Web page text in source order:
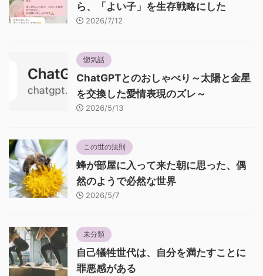
ら、「よい子」を生存戦略にした
2026/7/12
惚気話
ChatGPTとのおしゃべり～太陽と金星
を交換した愛情表現のズレ～
2026/5/13
この世の法則
蜂が部屋に入って来た朝に思った、偶
然のようで必然な世界
2026/5/7
未分類
自己犠牲世代は、自分を満たすことに
罪悪感がある